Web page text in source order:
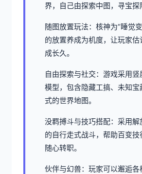
界，自己由探索中图，寻宝探
随图放置玩法：核神为“睡觉
的放置养成为机度，让玩家估
成长久。
自由探索与社交：游戏采用竖
模型，包含隐藏工搞、未知宝
式的世界地图。
没羁搏斗与技巧搭配：采用解
的自行走式战斗，帮助百变技
随心转职。
伙伴与幻兽：玩家可以邂逅各